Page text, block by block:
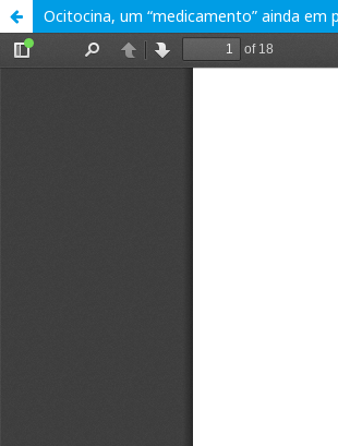
Ocitocina, um “medicamento” ainda